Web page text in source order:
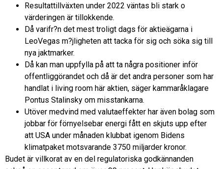
Resultattillväxten under 2022 väntas bli stark o
värderingen är tillokkende.
Då varifr?n det mest troligt dags för aktieägarna i
LeoVegas m?jligheten att tacka för sig och söka sig till
nya jaktmarker.
Då kan man uppfylla på att ta några positioner inför
offentliggörandet och då är det andra personer som har
handlat i living room här aktien, säger kammaråklagare
Pontus Stalinsky om misstankarna.
Utöver medvind med valutaeffekter har även bolag som
jobbar för förnyelsebar energi fått en skjuts upp efter
att USA under månaden klubbat igenom Bidens
klimatpaket motsvarande 3750 miljarder kronor.
Budet är villkorat av en del regulatoriska godkännanden